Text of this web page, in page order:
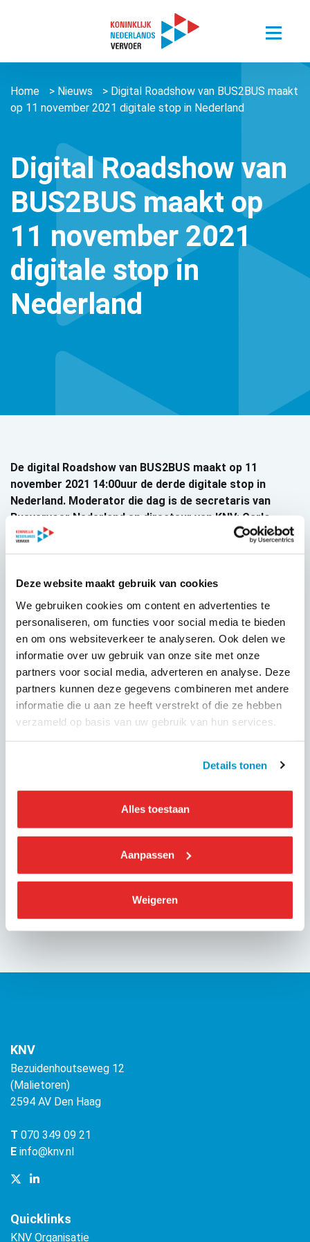
Deze website maakt gebruik van cookies
We gebruiken cookies om content en advertenties te
personaliseren, om functies voor social media te bieden
en om ons websiteverkeer te analyseren. Ook delen we
informatie over uw gebruik van onze site met onze
partners voor social media, adverteren en analyse. Deze
partners kunnen deze gegevens combineren met andere
informatie die u aan ze heeft verstrekt of die ze hebben
verzameld op basis van uw gebruik van hun services.
Details tonen
Alles toestaan
Aanpassen
Weigeren
Toggle
van mobiliteit
belang van personenvervoer
Sectoren
en Taxi
Vervoer
Mobility
stichtingen en verenigingen
Over ons
ons
us ǀ English
worden
Agenda
Kennisportaal
Vervoer
Contact
Lid worden
Home > Nieuws > Digital Roadshow van BUS2BUS maakt
op 11 november 2021 digitale stop in Nederland
Digital Roadshow van
BUS2BUS maakt op
11 november 2021
digitale stop in
Nederland
De digital Roadshow van BUS2BUS maakt op 11
november 2021 14:00uur de derde digitale stop in
Nederland. Moderator die dag is de secretaris van
Busvervoer Nederland en directeur van KNV: Carlo
Cahn.
staat in het teken van nieuwe ideeën voor bustoerisme en
hoogwaardige, up-to-date diensten in gebieden buiten de
grote steden opvullen? Hoe kan men het vervoer tussen
stad en platteland verbeteren om wonen en werken buiten
de stadsgrenzen aantrekkelijker te maken? Hoe moeten de
relevante mobiliteitsconcepten eruit zien? Hoe kunnen
fabrikanten en startups helpen bij het creëren van moderne
en milieuvriendelijke diensten die zijn afgestemd op de
behoeften van verschillende doelgroepen?
KNV
Bezuidenhoutseweg 12
(Malietoren)
2594 AV Den Haag
T 070 349 09 21
E info@knv.nl
Quicklinks
KNV Organisatie